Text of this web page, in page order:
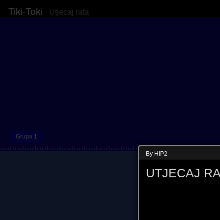
Tiki-Toki Utjecaj rata
Grupa 1
By HIP2
UTJECAJ